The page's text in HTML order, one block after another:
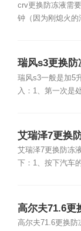
crv更换防冻液需
钟（因为刚熄火的
瑞风s3更换
瑞风s3一般是加5
入：1、第一次是
艾瑞泽7更换
艾瑞泽7更换防冻
下：1、按下汽车
高尔夫71.6更
高尔夫71.6更换防